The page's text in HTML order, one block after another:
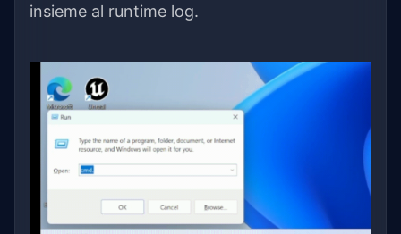
insieme al runtime log.